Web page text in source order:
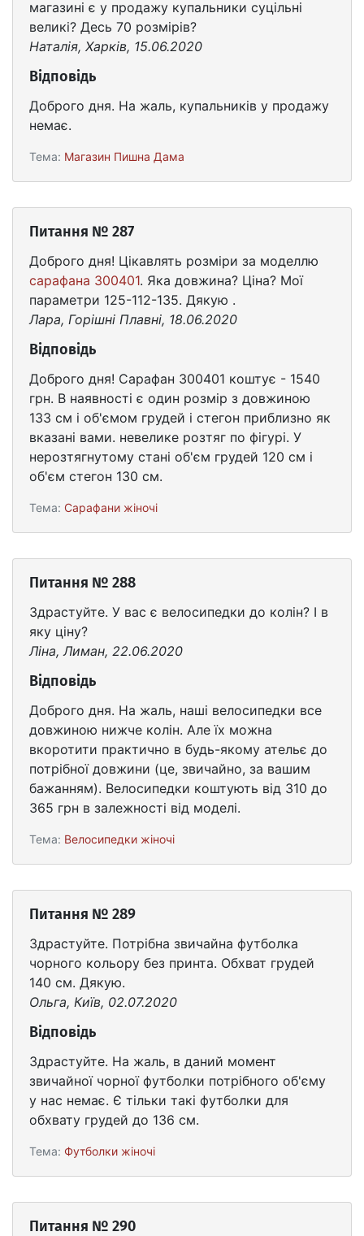
магазині є у продажу купальники суцільні
великі? Десь 70 розмірів?
Наталія, Харків, 15.06.2020
Відповідь
Доброго дня. На жаль, купальників у продажу
немає.
Тема: Магазин Пишна Дама
Питання № 287
Доброго дня! Цікавлять розміри за моделлю
сарафана 300401. Яка довжина? Ціна? Мої
параметри 125-112-135. Дякую .
Лара, Горішні Плавні, 18.06.2020
Відповідь
Доброго дня! Сарафан 300401 коштує - 1540
грн. В наявності є один розмір з довжиною
133 см і об'ємом грудей і стегон приблизно як
вказані вами. невелике розтяг по фігурі. У
нерозтягнутому стані об'єм грудей 120 см і
об'єм стегон 130 см.
Тема: Сарафани жіночі
Питання № 288
Здрастуйте. У вас є велосипедки до колін? І в
яку ціну?
Ліна, Лиман, 22.06.2020
Відповідь
Доброго дня. На жаль, наші велосипедки все
довжиною нижче колін. Але їх можна
вкоротити практично в будь-якому ательє до
потрібної довжини (це, звичайно, за вашим
бажанням). Велосипедки коштують від 310 до
365 грн в залежності від моделі.
Тема: Велосипедки жіночі
Питання № 289
Здрастуйте. Потрібна звичайна футболка
чорного кольору без принта. Обхват грудей
140 см. Дякую.
Ольга, Київ, 02.07.2020
Відповідь
Здрастуйте. На жаль, в даний момент
звичайної чорної футболки потрібного об'єму
у нас немає. Є тільки такі футболки для
обхвату грудей до 136 см.
Тема: Футболки жіночі
Питання № 290